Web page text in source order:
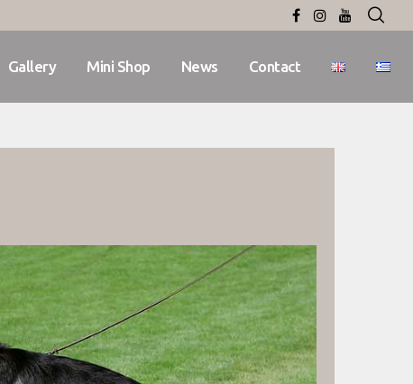
Gallery Mini Shop News Contact